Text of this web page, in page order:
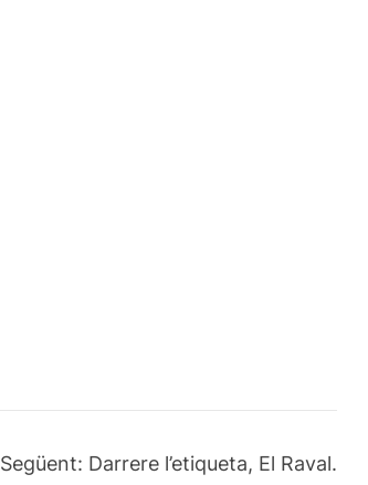
Següent: Darrere l’etiqueta, El Raval.